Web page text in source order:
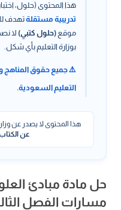
هذا المحتوى (حلول،
تدريبية مستقلةتهدف
موقع (حلول كتبي) لا
بوزارة التعليم بأي شكل.
⚠️ جميع حقوق المناهج
التعليم السعودية.
هذا المحتوى لا يصدر عن
عن
حل مادة مبادئ
مسارات الفصل